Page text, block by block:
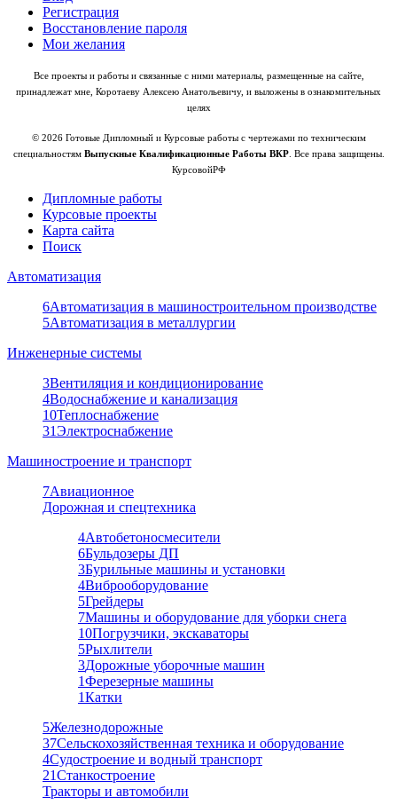
Регистрация
Восстановление пароля
Мои желания
Все проекты и работы и связанные с ними материалы, размещенные на сайте,
принадлежат мне, Коротаеву Алексею Анатольевичу, и выложены в ознакомительных
целях
© 2026 Готовые Дипломный и Курсовые работы с чертежами по техническим
специальностям Выпускные Квалификационные Работы ВКР. Все права защищены.
КурсовойРФ
Дипломные работы
Курсовые проекты
Карта сайта
Поиск
Автоматизация
6Автоматизация в машиностроительном производстве
5Автоматизация в металлургии
Инженерные системы
3Вентиляция и кондиционирование
4Водоснабжение и канализация
10Теплоснабжение
31Электроснабжение
Машиностроение и транспорт
7Авиационное
Дорожная и спецтехника
4Автобетоносмесители
6Бульдозеры ДП
3Бурильные машины и установки
4Виброоборудование
5Грейдеры
7Машины и оборудование для уборки снега
10Погрузчики, экскаваторы
5Рыхлители
3Дорожные уборочные машин
1Ферезерные машины
1Катки
5Железнодорожные
37Сельскохозяйственная техника и оборудование
4Судостроение и водный транспорт
21Станкостроение
Тракторы и автомобили